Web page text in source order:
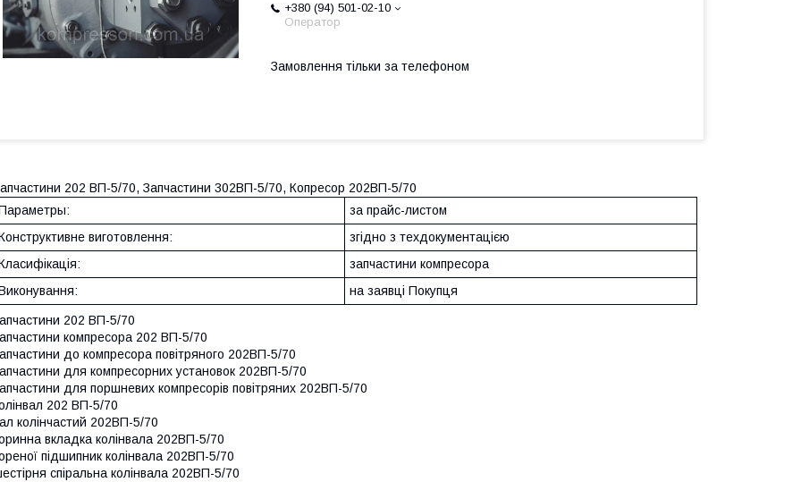
+380 (94) 501-02-10
Оператор
Замовлення тільки за телефоном
202 ВП-5/70, Запчастини 302ВП-5/70, Копресор 202ВП-5/70
за прайс-листом
виготовлення:
згідно з техдокументацією
запчастини компресора
на заявці Покупця
202 ВП-5/70
компресора 202 ВП-5/70
до компресора повітряного 202ВП-5/70
для компресорних установок 202ВП-5/70
для поршневих компресорів повітряних 202ВП-5/70
202 ВП-5/70
колінчастий 202ВП-5/70
вкладка колінвала 202ВП-5/70
підшипник колінвала 202ВП-5/70
спіральна колінвала 202ВП-5/70